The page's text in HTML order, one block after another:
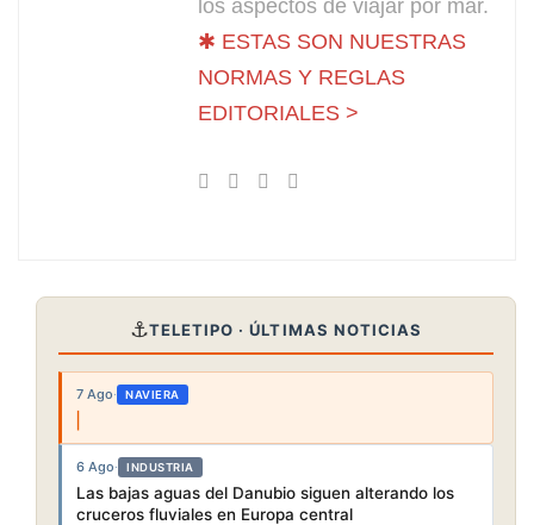
los aspectos de viajar por mar.
✱ ESTAS SON NUESTRAS
NORMAS Y REGLAS
EDITORIALES >
⚓TELETIPO · ÚLTIMAS NOTICIAS
7 Ago· NAVIERA
6 Ago· INDUSTRIA
Las bajas aguas del Danubio siguen alterando los
cruceros fluviales en Europa central